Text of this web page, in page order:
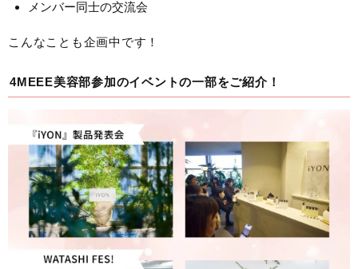
メンバー同士の交流会
こんなことも企画中です！
4MEEE美容部参加のイベントの一部をご紹介！